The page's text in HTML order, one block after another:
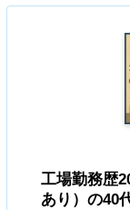
工場勤務歴
あり）の40